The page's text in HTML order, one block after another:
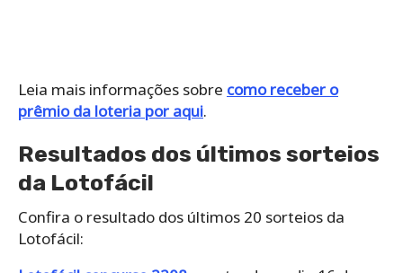
Leia mais informações sobre como receber o
prêmio da loteria por aqui.
Resultados dos últimos sorteios
da Lotofácil
Confira o resultado dos últimos 20 sorteios da
Lotofácil: